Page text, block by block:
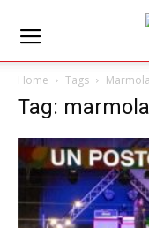
Home Tags
Tag: